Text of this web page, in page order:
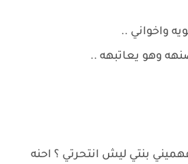
واخواني ..
وهو يعاتبهه ..
بنتي ليش انتحرتي ؟ احنه